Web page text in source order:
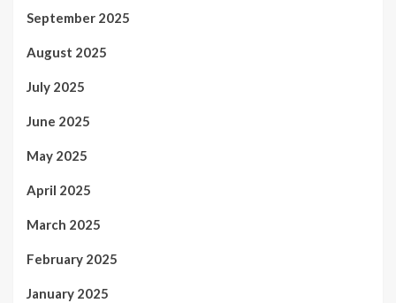
September 2025
August 2025
July 2025
June 2025
May 2025
April 2025
March 2025
February 2025
January 2025